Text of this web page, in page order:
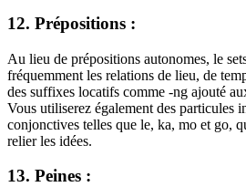
12. Prépositions :
Au lieu de prépositions autonomes, le
fréquemment les relations de lieu, de
des suffixes locatifs comme -ng ajouté
Vous utiliserez également des particules
conjonctives telles que le, ka, mo et go,
relier les idées.
13. Peines :